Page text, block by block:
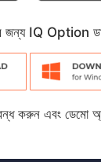
জন্য IQ Option
করুন এবং ডেমো